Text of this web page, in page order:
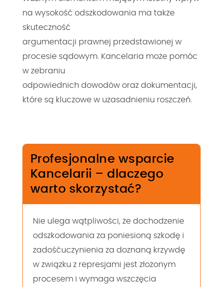
na wysokość odszkodowania ma także
skuteczność
argumentacji prawnej przedstawionej w
procesie sądowym. Kancelaria może pomóc
w zebraniu
odpowiednich dowodów oraz dokumentacji,
które są kluczowe w uzasadnieniu roszczeń.
Profesjonalne wsparcie
Kancelarii – dlaczego
warto skorzystać?
Nie ulega wątpliwości, że dochodzenie
odszkodowania za poniesioną szkodę i
zadośćuczynienia za doznaną krzywdę
w związku z represjami jest złożonym
procesem i wymaga wszczęcia